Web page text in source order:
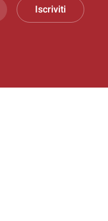
Iscriviti